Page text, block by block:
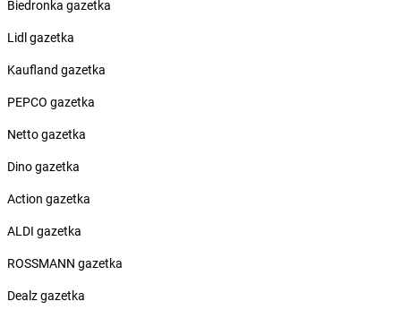
Biórków Mały
Żabka Biskupice
Żabka
Biskupiec
Biskupów
Żabka Blachownia
Żabka
Błażejewo
Żabka
Żabka Blizne Łaszczyńskiego
Żabka
Bliżyn
Żabka
Żabka Błonie
Żabka Bobolice
Bobolin
Żabka Bobowa
Biedronka gazetka
Lidl gazetka
Kaufland gazetka
PEPCO gazetka
Netto gazetka
Dino gazetka
Action gazetka
ALDI gazetka
ROSSMANN gazetka
Dealz gazetka